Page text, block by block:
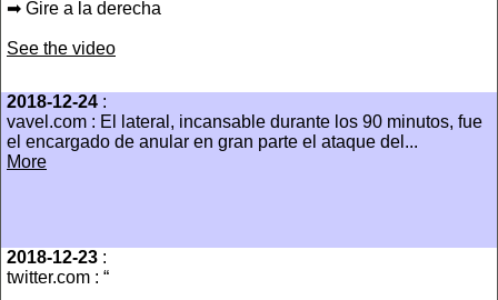
➡ Gire a la derecha
See the video
2018-12-24 :
vavel.com : El lateral, incansable durante los 90 minutos, fue
el encargado de anular en gran parte el ataque del...
More
2018-12-23 :
twitter.com : “